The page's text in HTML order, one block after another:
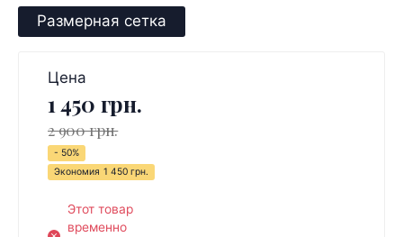
Размерная сетка
Цена
1 450 грн.
2 900 грн.
- 50%
Экономия 1 450 грн.
Этот товар
временно